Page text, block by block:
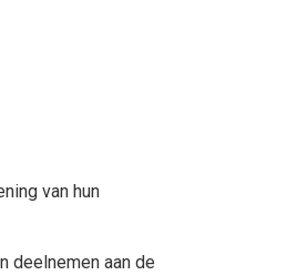
van hun
deelnemen aan de